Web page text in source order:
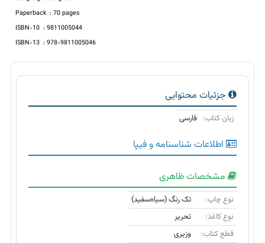
Paperback ‏ : ‎70 pages
ISBN-10 ‏ : ‎9811005044
ISBN-13 ‏ : ‎978-9811005046
جزئیات محتوایی
زبان کتاب: فارسی
اطلاعات شناسنامه و فیپا
مشخصات ظاهری
نوع چاپ:
تک رنگ (سیاه‌سفید)
نوع کاغذ:
تحریر
قطع کتاب:
وزیری